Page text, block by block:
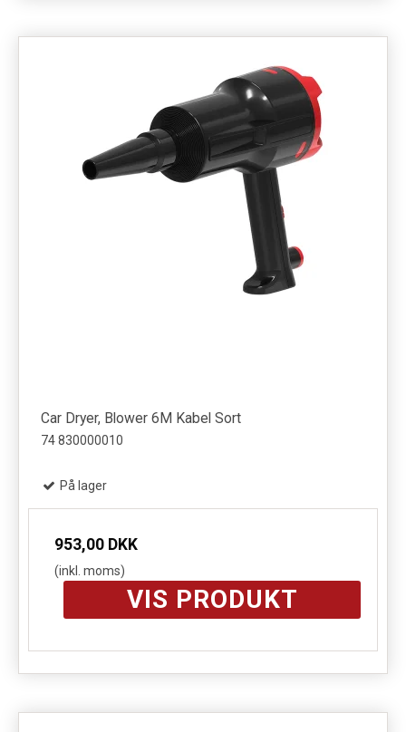
Car Dryer, Blower 6M Kabel Sort
74 830000010
På lager
953,00 DKK
(inkl. moms)
VIS PRODUKT